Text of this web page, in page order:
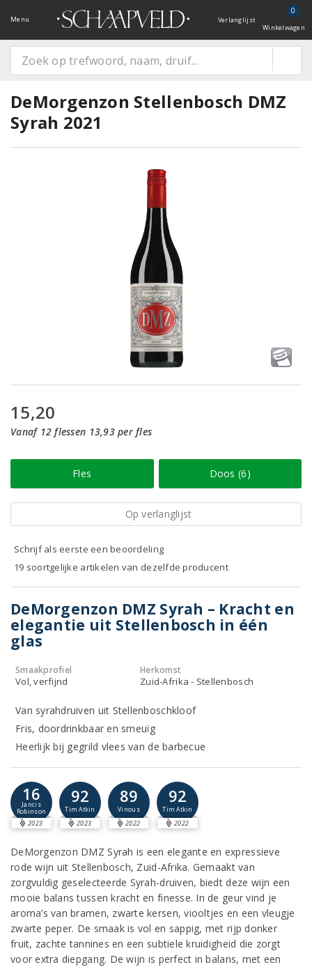
Menu Verlanglijst
0
Winkelwagen
DeMorgenzon Stellenbosch DMZ
Syrah 2021
15,20
Vanaf 12 flessen 13,93 per fles
Fles Doos (6)
Op verlanglijst
Schrijf als eerste een beoordeling
19 soortgelijke artikelen van dezelfde producent
DeMorgenzon DMZ Syrah – Kracht en
elegantie uit Stellenbosch in één
glas
Smaakprofiel
Vol, verfijnd
Herkomst
Zuid-Afrika - Stellenbosch
Van syrahdruiven uit Stellenboschkloof
Fris, doordrinkbaar en smeuïg
Heerlijk bij gegrild vlees van de barbecue
16
Jancis
Robinson
2023
92
Tim Atkin
2023
89
Vinous
2022
92
Tim Atkin
2022
DeMorgenzon DMZ Syrah is een elegante en expressieve
rode wijn uit Stellenbosch, Zuid-Afrika. Gemaakt van
zorgvuldig geselecteerde Syrah-druiven, biedt deze wijn een
mooie balans tussen kracht en finesse. In de geur vind je
aroma’s van bramen, zwarte kersen, viooltjes en een vleugje
zwarte peper. De smaak is vol en sappig, met rijp donker
fruit, zachte tannines en een subtiele kruidigheid die zorgt
voor extra diepgang. De wijn is perfect in balans, met een